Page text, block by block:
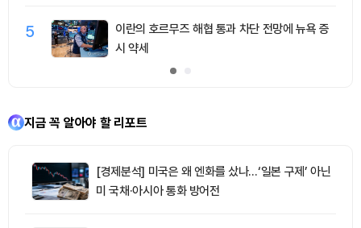
5
이란의 호르무즈 해협 통과 차단 전망에 뉴욕 증
시 약세
지금 꼭 알아야 할 리포트
[경제분석] 미국은 왜 엔화를 샀나…‘일본 구제’ 아닌
미 국채·아시아 통화 방어전